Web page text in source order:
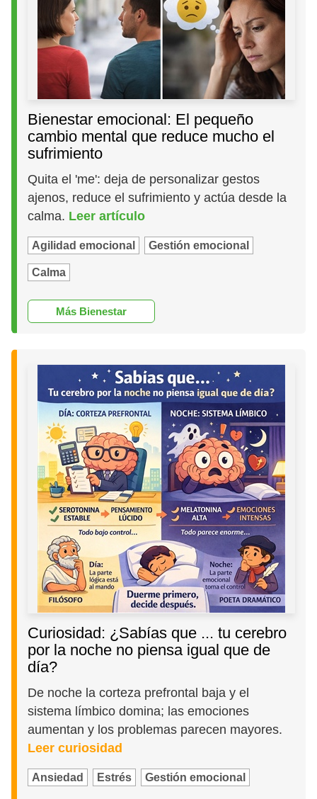
Bienestar emocional: El pequeño
cambio mental que reduce mucho el
sufrimiento
Quita el 'me': deja de personalizar gestos
ajenos, reduce el sufrimiento y actúa desde la
calma. Leer artículo
Agilidad emocional Gestión emocional
Calma
Más Bienestar
Curiosidad: ¿Sabías que ... tu cerebro
por la noche no piensa igual que de
día?
De noche la corteza prefrontal baja y el
sistema límbico domina; las emociones
aumentan y los problemas parecen mayores.
Leer curiosidad
Ansiedad Estrés Gestión emocional